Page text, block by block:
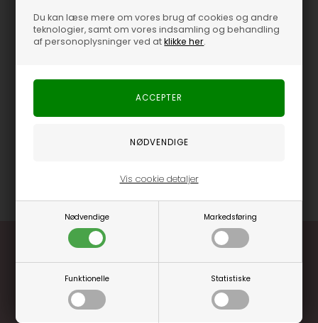
Du kan læse mere om vores brug af cookies og andre
teknologier, samt om vores indsamling og behandling
af personoplysninger ved atklikke her.
Nødvendige Markedsføring
Funktionelle Statistiske
Vis cookie detaljer
dagen. Samtidig passer skjorten perfekt til dig, der prioriterer god
kvalitet og et enkelt design, som kan bruges igen og igen. Elsk's
Hvad enten du skal på kontoret eller bare vil løfte dit
hverdagsoutfit, er Elsk - Poplin Skjorte - Mossy Bark et stærkt bud